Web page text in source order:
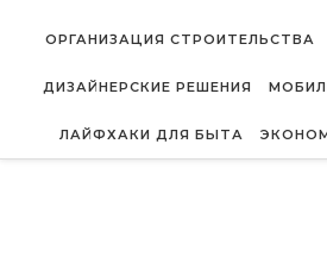
ОРГАНИЗАЦИЯ СТРОИТЕЛЬСТВА
ДИЗАЙНЕРСКИЕ РЕШЕНИЯ
ЛАЙФХАКИ ДЛЯ БЫТА